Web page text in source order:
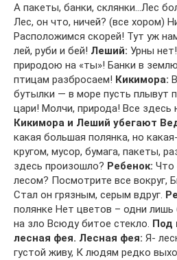
А пакеты, банки, склянки…Лес
Лес, он что, ничей? (все хором)
Расположимся скорей! Тут уж
лей, руби и бей! Леший: Урны
природою на «ты»! Банки в
птицам разбросаем! Кикимора:
бутылки — в море пусть плывут
цари! Молчи, природа! Все
Кикимора и Леший убегают
какая большая полянка, но
кругом, мусор, бумага, пакеты,
здесь произошло? Ребенок: Что
лесом? Посмотрите все вокруг,
Стал он грязным, серым вдруг.
полянке Нет цветов – одни лишь
на зло Всюду битое стекло. Под
лесная фея. Лесная фея: Я-
густой живу, К людям редко